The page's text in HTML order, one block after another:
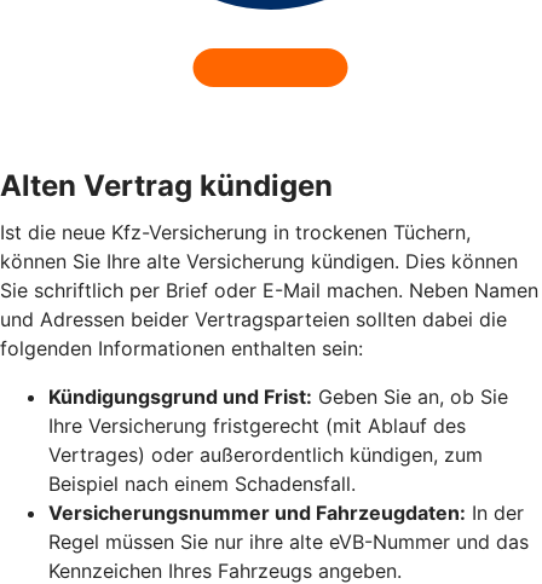
Alten Vertrag kündigen
Ist die neue Kfz-Versicherung in trockenen Tüchern,
können Sie Ihre alte Versicherung kündigen. Dies können
Sie schriftlich per Brief oder E-Mail machen. Neben Namen
und Adressen beider Vertragsparteien sollten dabei die
folgenden Informationen enthalten sein:
Kündigungsgrund und Frist: Geben Sie an, ob Sie
Ihre Versicherung fristgerecht (mit Ablauf des
Vertrages) oder außerordentlich kündigen, zum
Beispiel nach einem Schadensfall.
Versicherungsnummer und Fahrzeugdaten: In der
Regel müssen Sie nur ihre alte eVB-Nummer und das
Kennzeichen Ihres Fahrzeugs angeben.